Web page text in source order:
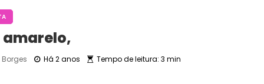
amarelo,
Há 2 anos Tempo de leitura: 3 min